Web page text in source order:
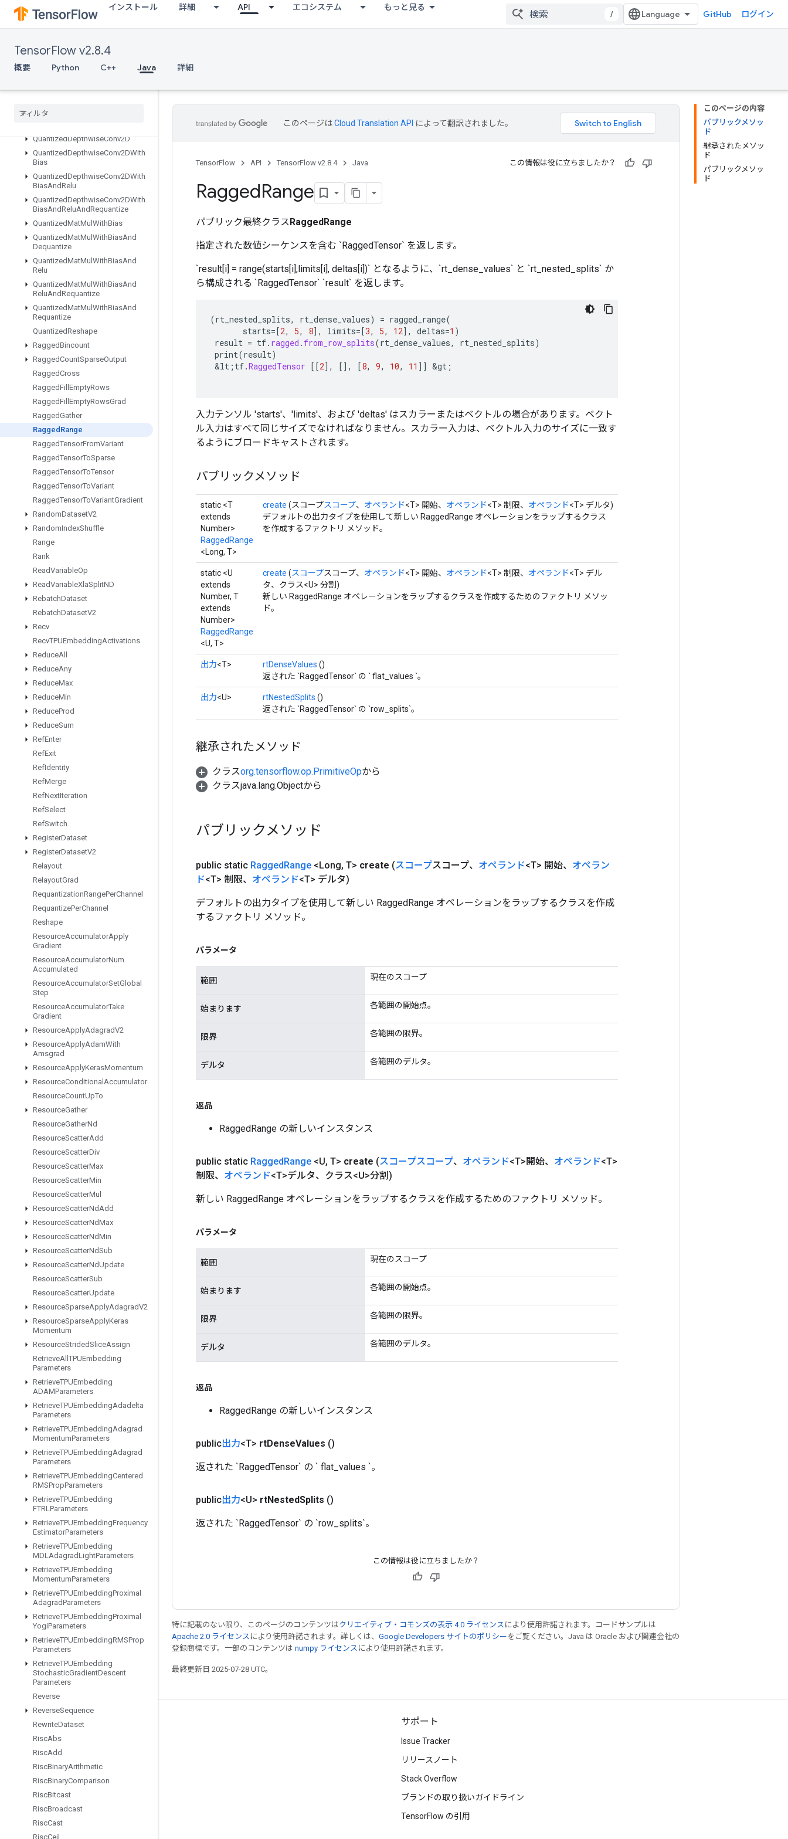
インストール 詳細 API エコシステム もっと見る
/ GitHub ログイン
TensorFlow v2.8.4
概要 Python C++ Java 詳細
QuantizedConv2DPerChannel
QuantizedConv2DWithBias
QuantizedConv2DWithBiasAndReluAndRequantize
QuantizedConv2DWithBiasAndRequantize
QuantizedConv2DWithBiasSum
Quantized
QuantizedDepthwiseConv2D
QuantizedDepthwiseConv2DWith
Bias
QuantizedDepthwiseConv2DWith
BiasAndRelu
QuantizedDepthwiseConv2DWith
BiasAndReluAndRequantize
QuantizedMatMul WithBias
QuantizedMatMul WithBiasAnd
Dequantize
QuantizedMatMul WithBiasAnd
Relu
QuantizedMatMul WithBiasAnd
ReluAndRequantize
QuantizedMatMul WithBiasAnd
Requantize
QuantizedReshape
RaggedBincount
RaggedCountSparseOutput
RaggedCross
RaggedFill EmptyRows
RaggedFill EmptyRowsGrad
RaggedGather
Ragged Range
RaggedTensorFromVariant
RaggedTensorToSparse
RaggedTensorToTensor
RaggedTensorToVariant
RaggedTensorToVariantGradient
RandomDatasetV2
RandomIndexShuffle
Range
Rank
ReadVariableOp
ReadVariableXlaSplitND
RebatchDataset
RebatchDatasetV2
Recv
RecvTPUEmbeddingActivations
ReduceAll
ReduceAny
ReduceMax
ReduceMin
ReduceProd
ReduceSum
RefEnter
RefExit
RefIdentity
RefMerge
RefNextIteration
RefSelect
RefSwitch
RegisterDataset
RegisterDatasetV2
Relayout
RelayoutGrad
RequantizationRangePerChannel
RequantizePerChannel
Reshape
ResourceAccumulatorApply
Gradient
ResourceAccumulatorNum
Accumulated
ResourceAccumulatorSetGlobal
Step
ResourceAccumulatorTake
Gradient
ResourceApplyAdagradV2
ResourceApplyAdamWith
Amsgrad
ResourceApplyKerasMomentum
ResourceConditional Accumulator
ResourceCountUpTo
ResourceGather
ResourceGatherNd
ResourceScatterAdd
ResourceScatterDiv
ResourceScatterMax
ResourceScatterMin
ResourceScatterMul
ResourceScatterNdAdd
ResourceScatterNdMax
ResourceScatterNdMin
ResourceScatterNdSub
ResourceScatterNdUpdate
ResourceScatterSub
ResourceScatterUpdate
ResourceSparseApplyAdagradV2
ResourceSparseApplyKeras
Momentum
ResourceStridedSliceAssign
RetrieveAll TPUEmbedding
Parameters
RetrieveTPUEmbedding
ADAMParameters
RetrieveTPUEmbeddingAdadelta
Parameters
RetrieveTPUEmbeddingAdagrad
MomentumParameters
RetrieveTPUEmbeddingAdagrad
Parameters
RetrieveTPUEmbeddingCentered
RMSPropParameters
RetrieveTPUEmbedding
FTRLParameters
RetrieveTPUEmbeddingFrequency
EstimatorParameters
RetrieveTPUEmbedding
MDLAdagradLightParameters
RetrieveTPUEmbedding
MomentumParameters
RetrieveTPUEmbeddingProximal
AdagradParameters
RetrieveTPUEmbeddingProximal
YogiParameters
RetrieveTPUEmbeddingRMSProp
Parameters
RetrieveTPUEmbedding
StochasticGradientDescent
Parameters
Reverse
ReverseSequence
RewriteDataset
RiscAbs
RiscAdd
RiscBinaryArithmetic
RiscBinaryComparison
RiscBitcast
RiscBroadcast
RiscCast
RiscCeil
このページの内容
パブリックメソッ
ド
継承されたメソッ
ド
パブリックメソッ
ド
このページはCloud Translation API によって翻訳されました。
TensorFlow API TensorFlow v2.8.4 Java この情報は役に立ちましたか？
RaggedRange
パブリック最終クラスRaggedRange
指定された数値シーケンスを含む `RaggedTensor` を返します。
`result[i] = range(starts[i],limits[i], deltas[i])` となるように、`rt_dense_values` と `rt_nested_splits` か
ら構成される `RaggedTensor` `result` を返します。
(rt_nested_splits, rt_dense_values) = ragged_range(
starts=[2, 5, 8] , limits=[3, 5, 12] , deltas=1 )
result = tf. ragged . from_row_splits(rt_dense_values, rt_nested_splits)
print(result)
&lt ; tf.RaggedTensor [[2] , [] , [8, 9, 10, 11 ]] &gt ;
入力テンソル 'starts'、'limits'、および 'deltas' はスカラーまたはベクトルの場合があります。ベクト
ル入力はすべて同じサイズでなければなりません。スカラー入力は、ベクトル入力のサイズに一致す
るようにブロードキャストされます。
パブリックメソッド
static <T
extends
Number>
RaggedRange
<Long, T>
create (スコープスコープ、 オペランド<T> 開始、 オペランド<T> 制限、 オペランド<T> デルタ)
デフォルトの出力タイプを使用して新しい RaggedRange オペレーションをラップするクラス
を作成するファクトリ メソッド。
static <U
extends
Number, T
extends
Number>
RaggedRange
<U, T>
create (スコープスコープ、 オペランド<T> 開始、 オペランド<T> 制限、 オペランド<T> デル
タ、クラス<U> 分割)
新しい RaggedRange オペレーションをラップするクラスを作成するためのファクトリ メソッ
ド。
出力<T> rtDenseValues ()
返された `RaggedTensor` の ` flat_values `。
出力<U> rtNestedSplits ()
返された `RaggedTensor` の `row_splits`。
継承されたメソッド
クラスorg.tensorflow.op.PrimitiveOpから
クラスjava.lang.Objectから
パブリックメソッド
public static RaggedRange <Long, T> create (スコープスコープ、 オペランド<T> 開始、 オペラン
ド<T> 制限、 オペランド<T> デルタ)
デフォルトの出力タイプを使用して新しい RaggedRange オペレーションをラップするクラスを作成
するファクトリ メソッド。
パラメータ
範囲 現在のスコープ
始まります 各範囲の開始点。
限界 各範囲の限界。
デルタ 各範囲のデルタ。
返品
RaggedRange の新しいインスタンス
public static RaggedRange <U, T> create (スコープスコープ、 オペランド<T>開始、 オペランド<T>
制限、 オペランド<T>デルタ、クラス<U>分割)
新しい RaggedRange オペレーションをラップするクラスを作成するためのファクトリ メソッド。
パラメータ
範囲 現在のスコープ
始まります 各範囲の開始点。
限界 各範囲の限界。
デルタ 各範囲のデルタ。
返品
RaggedRange の新しいインスタンス
public出力<T> rtDenseValues ()
返された `RaggedTensor` の ` flat_values `。
public出力<U> rtNestedSplits ()
返された `RaggedTensor` の `row_splits`。
この情報は役に立ちましたか？
特に記載のない限り、このページのコンテンツはクリエイティブ・コモンズの表示 4.0 ライセンス により使用許諾されます。コードサンプルは
Apache 2.0 ライセンス により使用許諾されます。詳しくは、 Google Developers サイトのポリシー をご覧ください。Java は Oracle および関連会社の
登録商標です。一部のコンテンツは numpy ライセンス により使用許諾されます。
最終更新日 2025-07-28 UTC。
つながる
ブログ
GitHub
Twitter
サポート
Issue Tracker
リリースノート
Stack Overflow
ブランドの取り扱いガイドライン
TensorFlow の引用